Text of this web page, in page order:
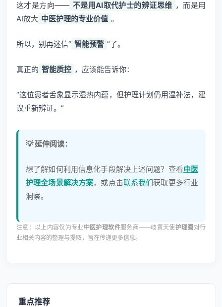
这才是方向—— 不是用AI取代护士的辨证思维 ，而是用
AI放大 中医护理的专业价值 。
所以，别再迷信“ 智能预警 ”了。
真正的 智能质控 ，应该能告诉你：
“这位患者舌象显示湿热内蕴，但护理计划仍用温补法，建
议重新辨证。”
💡 延伸阅读：
想了解如何利用信息化手段解决上述问题？查看中医
护理全场景解决方案，或点击联系我们获取更多行业
洞察。
注意：以上内容仅为专业中医护理软件服务商——岐黄天使护理圈 对行
业相关内容的整理与提取，旨在传递更多信息。
重点推荐